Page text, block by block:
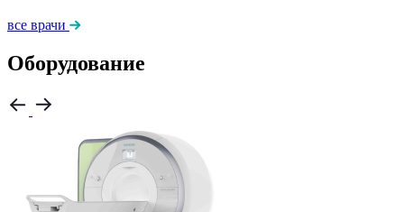
все врачи
Оборудование